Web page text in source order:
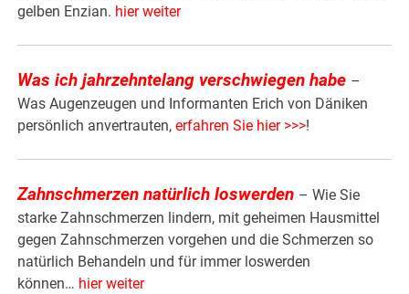
gelben Enzian. hier weiter
Was ich jahrzehntelang verschwiegen habe –
Was Augenzeugen und Informanten Erich von Däniken
persönlich anvertrauten,erfahren Sie hier >>>!
Zahnschmerzen natürlich loswerden – Wie Sie
starke Zahnschmerzen lindern, mit geheimen Hausmittel
gegen Zahnschmerzen vorgehen und die Schmerzen so
natürlich Behandeln und für immer loswerden
können… hier weiter